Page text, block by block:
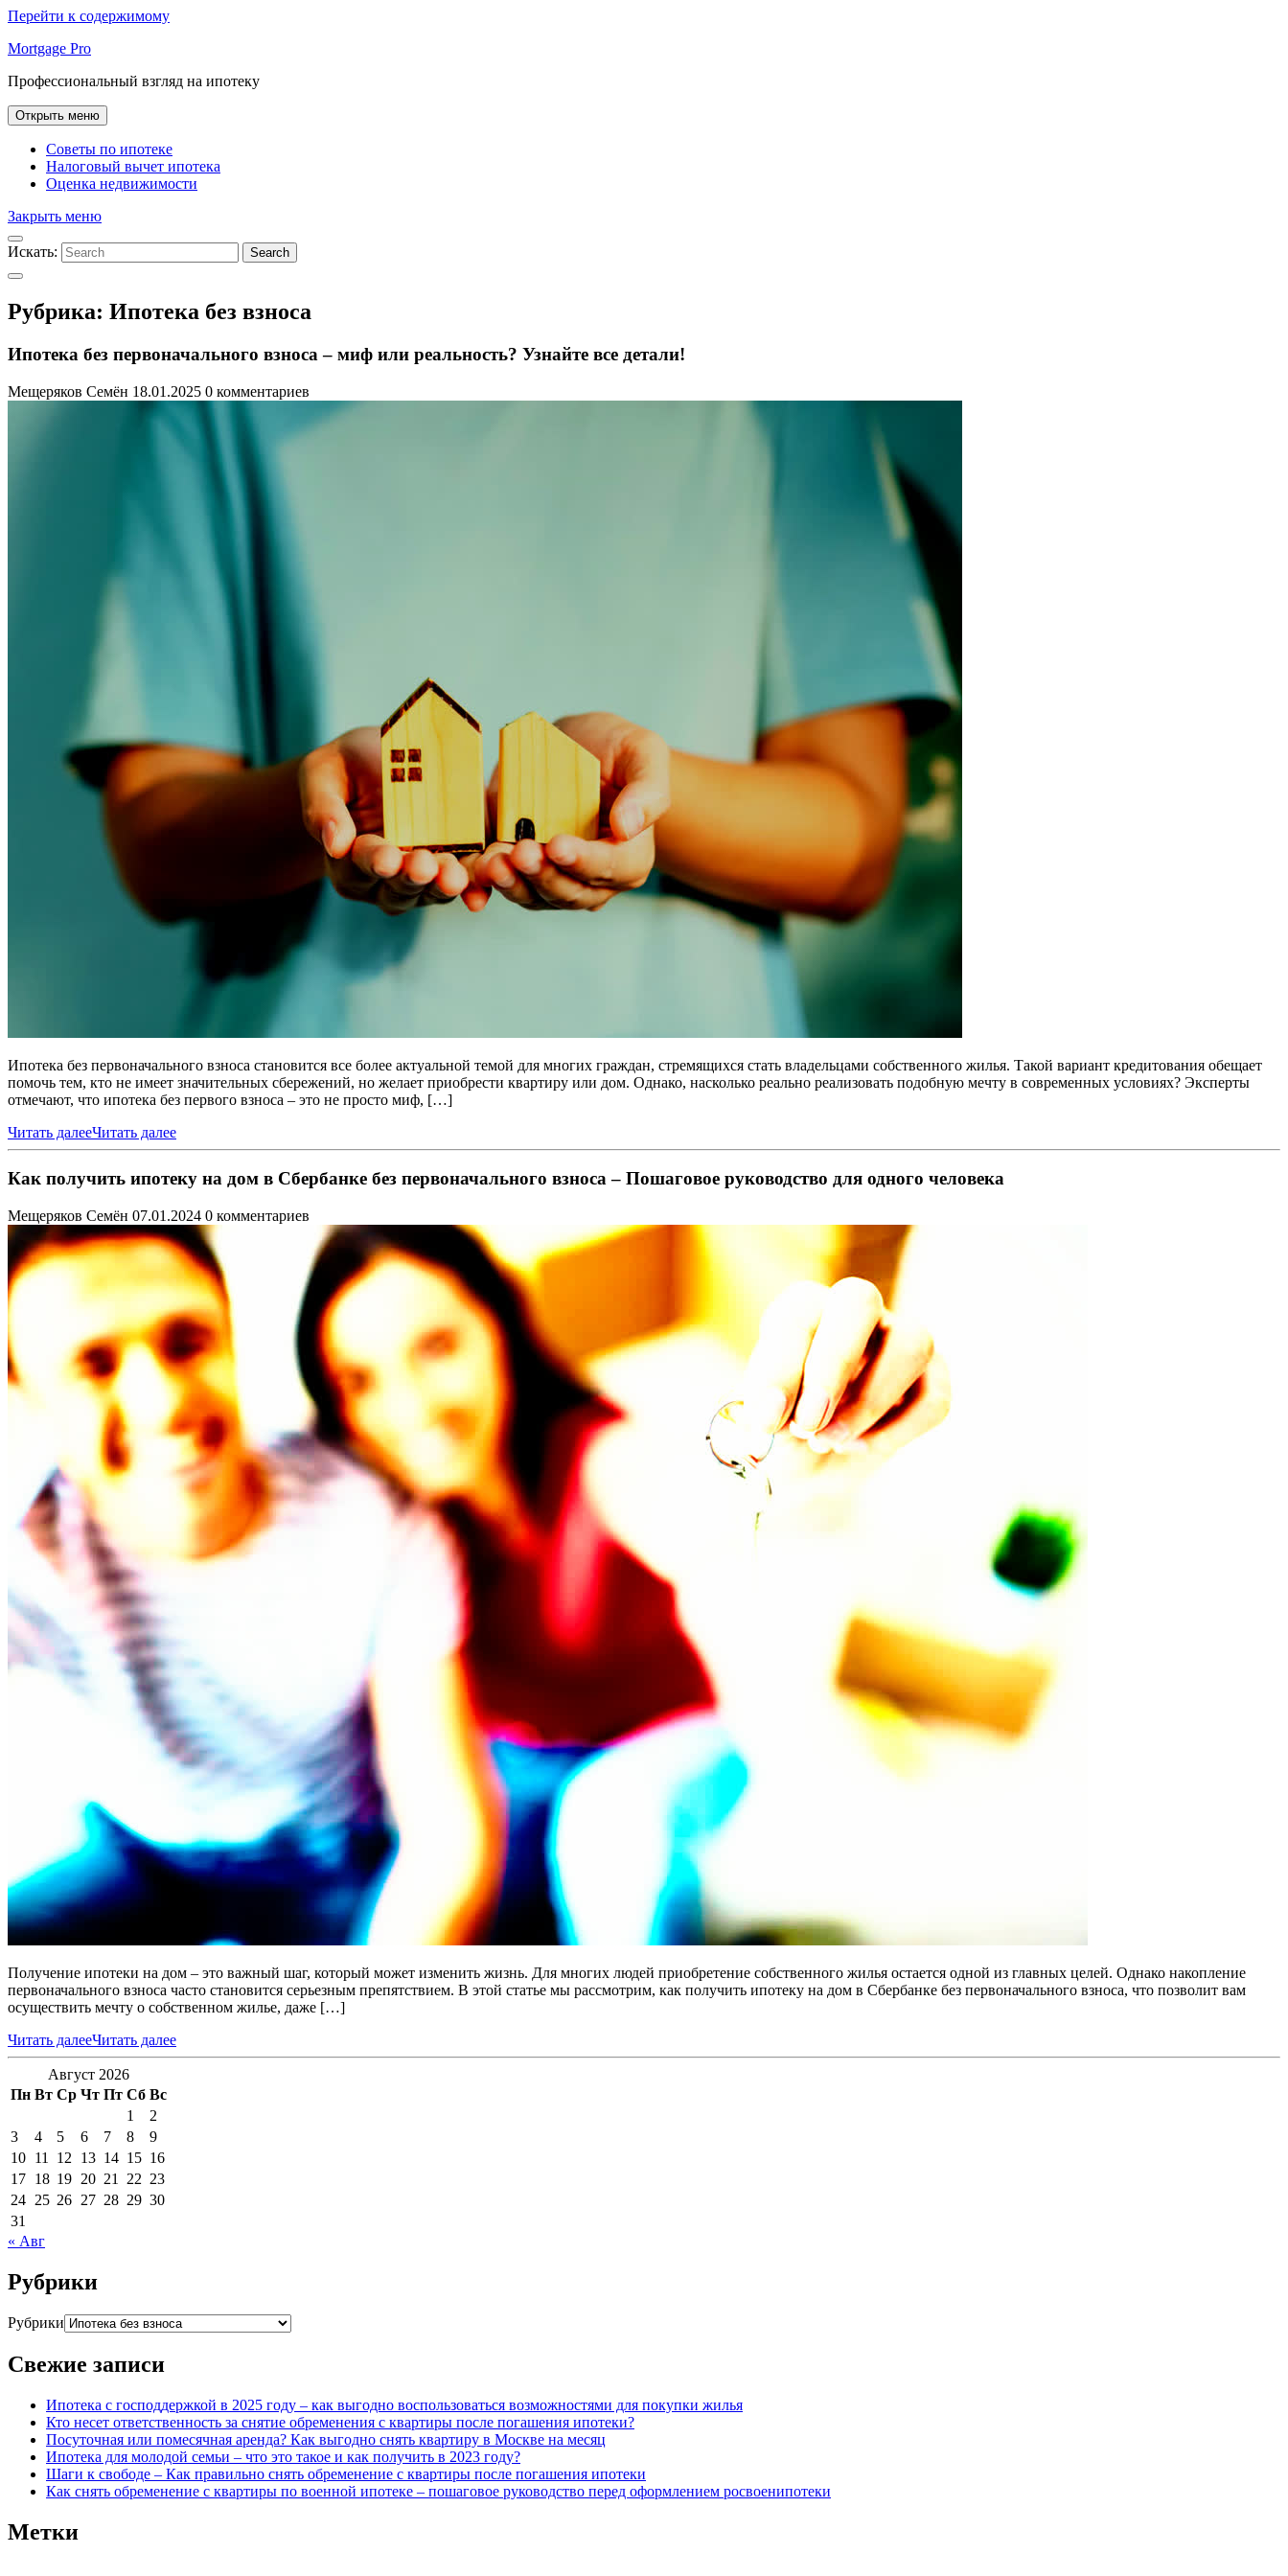
Перейти к содержимому
Mortgage Pro
Профессиональный взгляд на ипотеку
Открыть меню
Советы по ипотеке
Налоговый вычет ипотека
Оценка недвижимости
Закрыть меню
Искать: Search
Рубрика: Ипотека без взноса
Ипотека без первоначального взноса – миф или реальность? Узнайте все детали!
Мещеряков Семён 18.01.2025 0 комментариев
Ипотека без первоначального взноса становится все более актуальной темой для многих граждан, стремящихся стать владельцами собственного жилья. Такой вариант кредитования обещает
помочь тем, кто не имеет значительных сбережений, но желает приобрести квартиру или дом. Однако, насколько реально реализовать подобную мечту в современных условиях? Эксперты
отмечают, что ипотека без первого взноса – это не просто миф, […]
Читать далееЧитать далее
Как получить ипотеку на дом в Сбербанке без первоначального взноса – Пошаговое руководство для одного человека
Мещеряков Семён 07.01.2024 0 комментариев
Получение ипотеки на дом – это важный шаг, который может изменить жизнь. Для многих людей приобретение собственного жилья остается одной из главных целей. Однако накопление
первоначального взноса часто становится серьезным препятствием. В этой статье мы рассмотрим, как получить ипотеку на дом в Сбербанке без первоначального взноса, что позволит вам
осуществить мечту о собственном жилье, даже […]
Читать далееЧитать далее
Август 2026
Пн Вт Ср Чт Пт Сб Вс
1
2
3
4 5 6 7 8
9
10 11 12 13 14 15 16
17 18 19 20 21 22 23
24 25 26 27 28 29 30
31
« Авг
Рубрики
Рубрики
Свежие записи
Ипотека с господдержкой в 2025 году – как выгодно воспользоваться возможностями для покупки жилья
Кто несет ответственность за снятие обременения с квартиры после погашения ипотеки?
Посуточная или помесячная аренда? Как выгодно снять квартиру в Москве на месяц
Ипотека для молодой семьи – что это такое и как получить в 2023 году?
Шаги к свободе – Как правильно снять обременение с квартиры после погашения ипотеки
Как снять обременение с квартиры по военной ипотеке – пошаговое руководство перед оформлением росвоенипотеки
Метки